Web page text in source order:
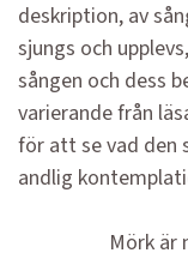
deskription, av
sjungs och
sången och dess
varierande från
för att se vad den
andlig
Mörk är